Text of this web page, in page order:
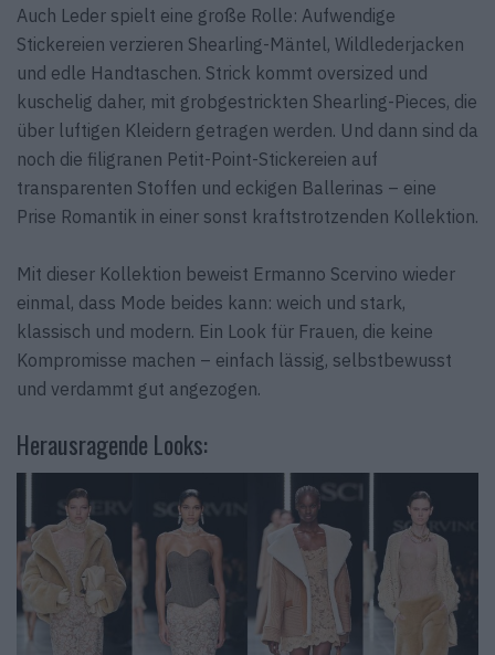
Auch Leder spielt eine große Rolle: Aufwendige
Stickereien verzieren Shearling-Mäntel, Wildlederjacken
und edle Handtaschen. Strick kommt oversized und
kuschelig daher, mit grobgestrickten Shearling-Pieces, die
über luftigen Kleidern getragen werden. Und dann sind da
noch die filigranen Petit-Point-Stickereien auf
transparenten Stoffen und eckigen Ballerinas – eine
Prise Romantik in einer sonst kraftstrotzenden Kollektion.
Mit dieser Kollektion beweist Ermanno Scervino wieder
einmal, dass Mode beides kann: weich und stark,
klassisch und modern. Ein Look für Frauen, die keine
Kompromisse machen – einfach lässig, selbstbewusst
und verdammt gut angezogen.
Herausragende Looks: